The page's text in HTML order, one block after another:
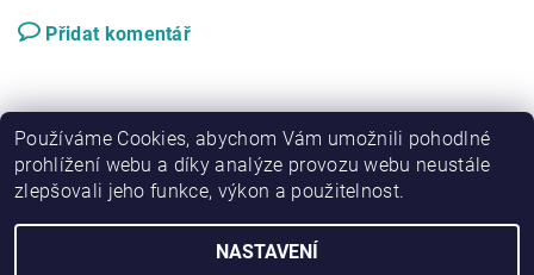
Přidat komentář
Zboží.cz Heureka.cz
Používáme Cookies, abychom Vám umožnili pohodlné
prohlížení webu a díky analýze provozu webu neustále
zlepšovali jeho funkce, výkon a použitelnost.
NASTAVENÍ